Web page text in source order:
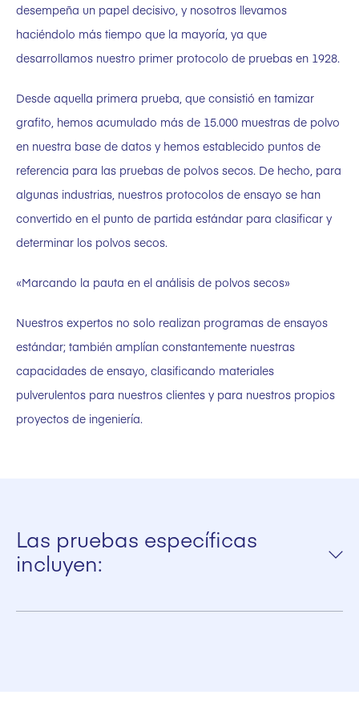
desempeña un papel decisivo, y nosotros llevamos
haciéndolo más tiempo que la mayoría, ya que
desarrollamos nuestro primer protocolo de pruebas en 1928.
Desde aquella primera prueba, que consistió en tamizar
grafito, hemos acumulado más de 15.000 muestras de polvo
en nuestra base de datos y hemos establecido puntos de
referencia para las pruebas de polvos secos. De hecho, para
algunas industrias, nuestros protocolos de ensayo se han
convertido en el punto de partida estándar para clasificar y
determinar los polvos secos.
«Marcando la pauta en el análisis de polvos secos»
Nuestros expertos no solo realizan programas de ensayos
estándar; también amplían constantemente nuestras
capacidades de ensayo, clasificando materiales
pulverulentos para nuestros clientes y para nuestros propios
proyectos de ingeniería.
Las pruebas específicas
incluyen:
Propiedades de fluidez